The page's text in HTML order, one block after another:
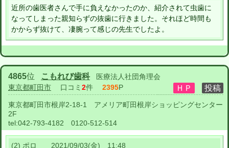
近所の歯医者さんで手に負えなかったのか、紹介されて虫歯に
なってしまった親知らずの抜歯に行きました。それほど時間も
かからず抜けて、凄腕って感じの先生でしたよ。
4865位 こもれび歯科
医療法人社団角理会
東京都町田市 口コミ 2件 2395P
東京都町田市根岸2-18-1 アメリア町田根岸ショッピングセンター
2F
tel:042-793-4182 0120-512-514
(2) ポロ 2021/09/03(金) 11:48